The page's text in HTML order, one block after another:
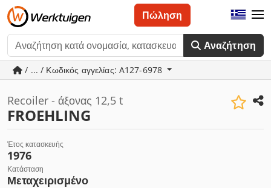
Αναζήτηση
Πώληση
/ ... / Κωδικός αγγελίας: A127-6978
Recoiler - άξονας 12,5 t
FROEHLING
Έτος κατασκευής
1976
Κατάσταση
Μεταχειρισμένο